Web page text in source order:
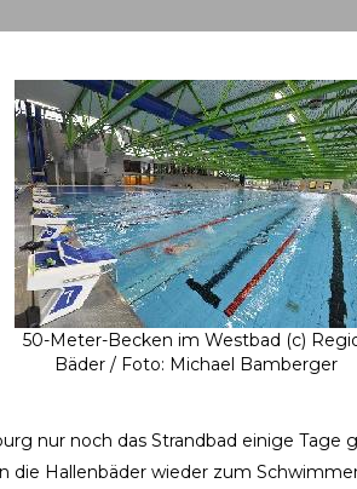
50-Meter-Becken im Westbad (c)
Bäder / Foto: Michael Bamberger
nur noch das Strandbad einige
die Hallenbäder wieder zum